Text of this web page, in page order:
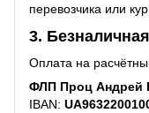
перевозчика или
3.
Оплата на
ФЛП Проц Андрей
IBAN: